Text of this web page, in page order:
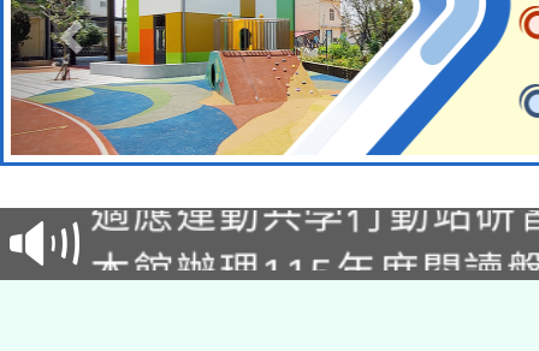
本校115學年度第2次
招甄選結果公告(無人
招)
本館辦理115年度閱讀